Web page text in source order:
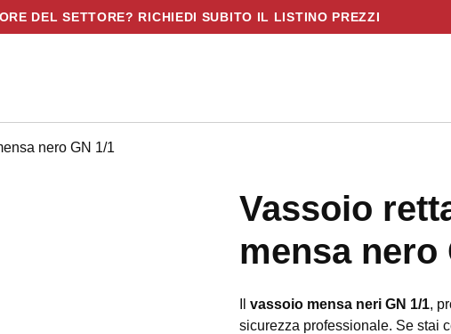
DEL SETTORE? RICHIEDI SUBITO IL LISTINO PREZZI
nero GN 1/1
Vassoio
mensa nero
vassoio mensa neri GN 1/1,
sicurezza professionale. Se stai